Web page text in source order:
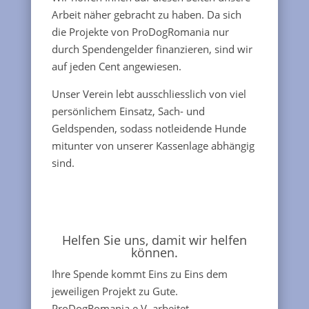
Arbeit näher gebracht zu haben. Da sich
die Projekte von ProDogRomania nur
durch Spendengelder finanzieren, sind wir
auf jeden Cent angewiesen.
Unser Verein lebt ausschliesslich von viel
persönlichem Einsatz, Sach- und
Geldspenden, sodass notleidende Hunde
mitunter von unserer Kassenlage abhängig
sind.
Helfen Sie uns, damit wir helfen
können.
Ihre Spende kommt Eins zu Eins dem
jeweiligen Projekt zu Gute.